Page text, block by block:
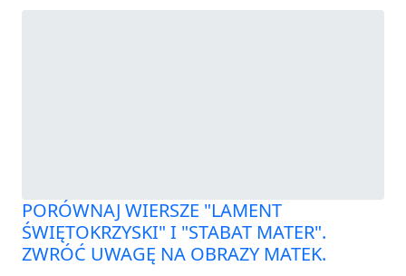
PORÓWNAJ WIERSZE "LAMENT
ŚWIĘTOKRZYSKI" I "STABAT MATER".
ZWRÓĆ UWAGĘ NA OBRAZY MATEK.